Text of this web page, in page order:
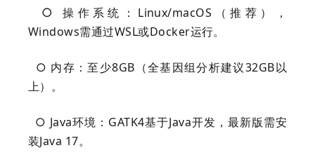
○操作系统：Linux/macOS（推荐），
Windows需通过WSL或Docker运行。
○ 内存：至少8GB（全基因组分析建议32GB以
上）。
○ Java环境：GATK4基于Java开发，最新版需安
装Java 17。